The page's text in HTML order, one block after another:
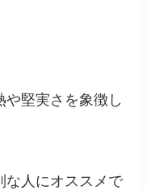
や堅実さを象徴し
な人にオススメで